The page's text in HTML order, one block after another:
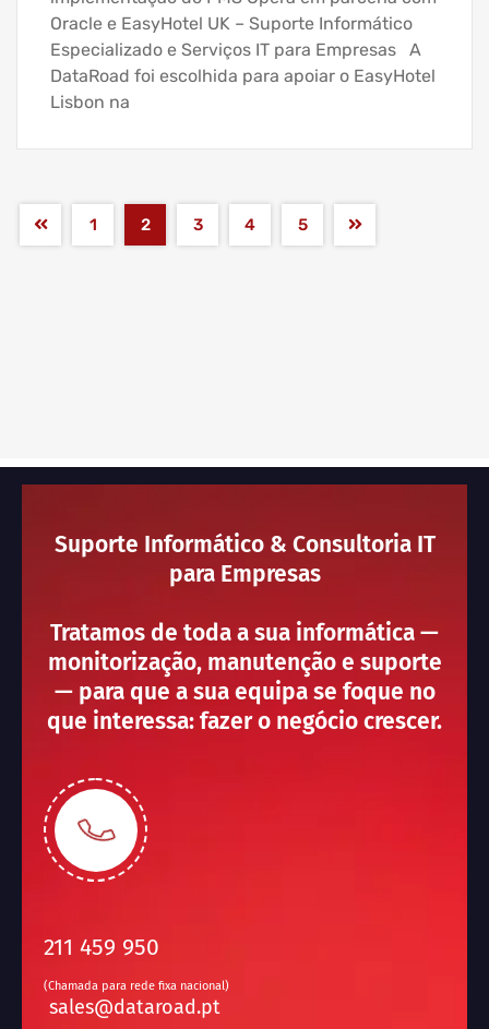
Oracle e EasyHotel UK – Suporte Informático
Especializado e Serviços IT para Empresas A
DataRoad foi escolhida para apoiar o EasyHotel
Lisbon na
1 2 3 4 5
Suporte Informático & Consultoria IT
para Empresas
Tratamos de toda a sua informática —
monitorização, manutenção e suporte
— para que a sua equipa se foque no
que interessa: fazer o negócio crescer.
211 459 950
(Chamada para rede fixa nacional)
sales@dataroad.pt